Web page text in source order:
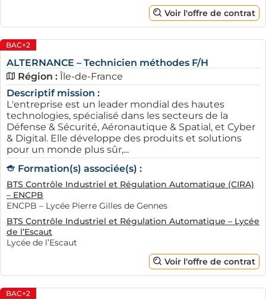
Un autre aspect valorisant réside dans l'impact positif
sur la culture d'entreprise. En intégrant des jeunes aux
parcours divers, les entreprises stimulent un échange
d'idées et de savoirs. Les échanges entre les employés
expérimentés et les apprentis favorisent un
environnement de travail collaboratif. Ainsi, l'alternance
est un véritable atout stratégique pour renforcer la
performance et l’innovation des entreprises à Vélizy-
Villacoublay.
Comment trouver une entreprise
qui recrute en alternance à Vélizy
Villacoublay dans le département
des Yvelines
Trouver une entreprise qui recrute en alternance à
Voir l'offre de contrat
BAC+2
ALTERNANCE – Technicien méthodes F/H
Région : Île-de-France
Descriptif mission :
L'entreprise est un leader mondial des hautes
technologies, spécialisé dans les secteurs de la
Défense & Sécurité, Aéronautique & Spatial, et Cyber
& Digital. Elle développe des produits et solutions
pour un monde plus sûr,...
Formation(s) associée(s) :
BTS Contrôle Industriel et Régulation Automatique (CIRA)
– ENCPB
ENCPB – Lycée Pierre Gilles de Gennes
BTS Contrôle Industriel et Régulation Automatique – Lycée
de l’Escaut
Lycée de l’Escaut
Voir l'offre de contrat
BAC+2